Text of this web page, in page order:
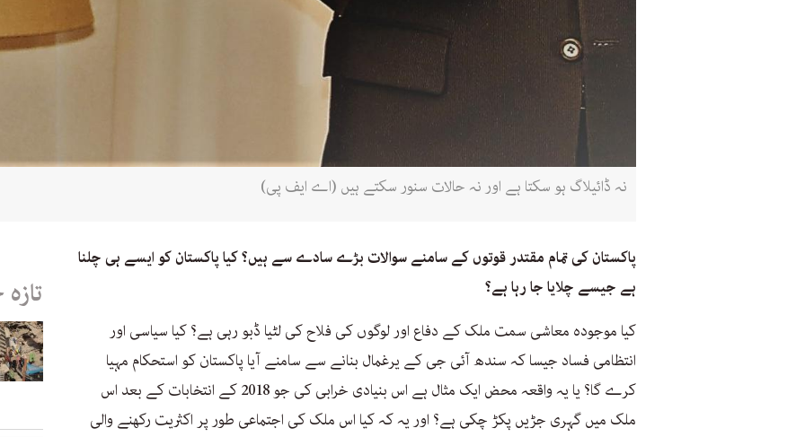
نہ ڈائیلاگ ہو سکتا ہے اور نہ حالات سنور سکتے ہیں (اے ایف پی)
پاکستان کی تمام مقتدر قوتوں کے سامنے سوالات بڑے سادے سے ہیں؟ کیا پاکستان کو ایسے ہی چلنا
ہے جیسے چلایا جا رہا ہے؟
کیا موجودہ معاشی سمت ملک کے دفاع اور لوگوں کی فلاح کی لٹیا ڈبو رہی ہے؟ کیا سیاسی اور
انتظامی فساد جیسا کہ سندھ آئی جی کے یرغمال بنانے سے سامنے آیا پاکستان کو استحکام مہیا
کرے گا؟ یا یہ واقعہ محض ایک مثال ہے اس بنیادی خرابی کی جو 2018 کے انتخابات کے بعد اس
ملک میں گہری جڑیں پکڑ چکی ہے؟ اور یہ کہ کیا اس ملک کی اجتماعی طور پر اکثریت رکھنے والی